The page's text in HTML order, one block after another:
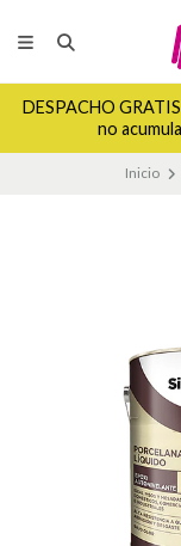
DESPACHO
no
Inicio